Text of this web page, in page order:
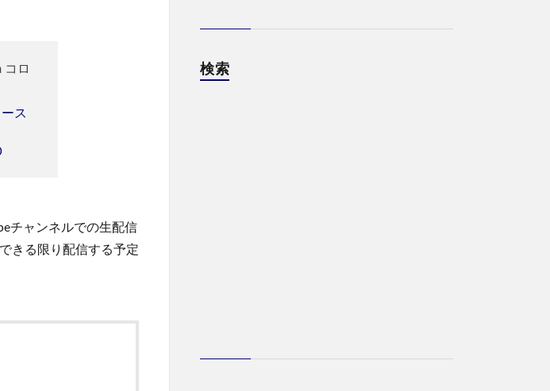
ロ
ス
チャンネルでの生配信
きる限り配信する予定
検索